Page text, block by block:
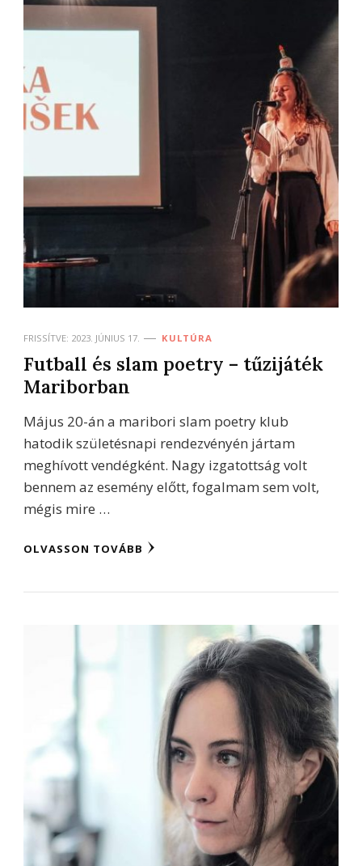
FRISSÍTVE: 2023. JÚNIUS 17. KULTÚRA
Futball és slam poetry – tűzijáték
Mariborban
Május 20-án a maribori slam poetry klub
hatodik születésnapi rendezvényén jártam
meghívott vendégként. Nagy izgatottság volt
bennem az esemény előtt, fogalmam sem volt,
mégis mire …
OLVASSON TOVÁBB